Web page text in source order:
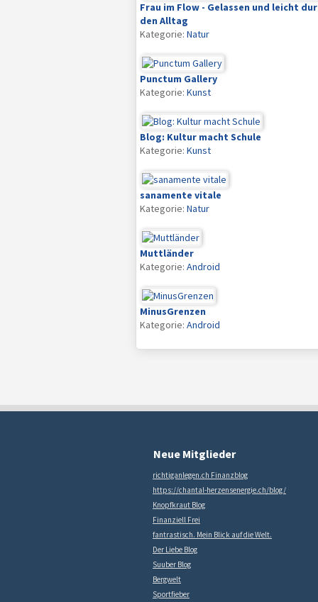
Frau im Flow - Gelassen und leicht
den Alltag
Kategorie: Natur
Punctum Gallery
Kategorie: Kunst
Blog: Kultur macht Schule
Kategorie: Kunst
sanamente vitale
Kategorie: Natur
Muttländer
Kategorie: Android
MinusGrenzen
Kategorie: Android
Neue Mitglieder
richtiganlegen.ch Finanzblog
https://chantal-herzensenergie.ch/blog/
Knopfkraut Blog
Finanziell Frei
fantrastisch. Mein Blick auf die Welt.
Der Liebe Blog
Suuber Blog
Bergwelt
Sportfieber